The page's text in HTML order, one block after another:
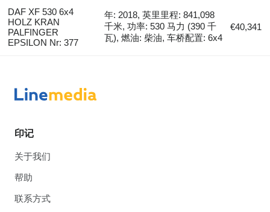
DAF XF 530 6x4
HOLZ KRAN
PALFINGER
EPSILON Nr: 377
年: 2018, 英里里程: 841,098
千米, 功率: 530 马力 (390 千
瓦), 燃油: 柴油, 车桥配置: 6x4
€40,341
印记
关于我们
帮助
联系方式